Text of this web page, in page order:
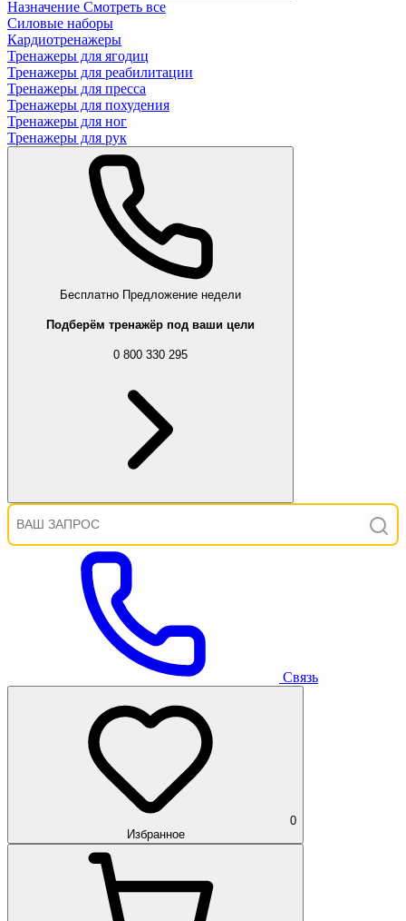
Назначение Смотреть все
Силовые наборы
Кардиотренажеры
Тренажеры для ягодиц
Тренажеры для реабилитации
Тренажеры для пресса
Тренажеры для похудения
Тренажеры для ног
Тренажеры для рук
Бесплатно Предложение недели
Подберём тренажёр под ваши цели
0 800 330 295
Связь
0
Избранное